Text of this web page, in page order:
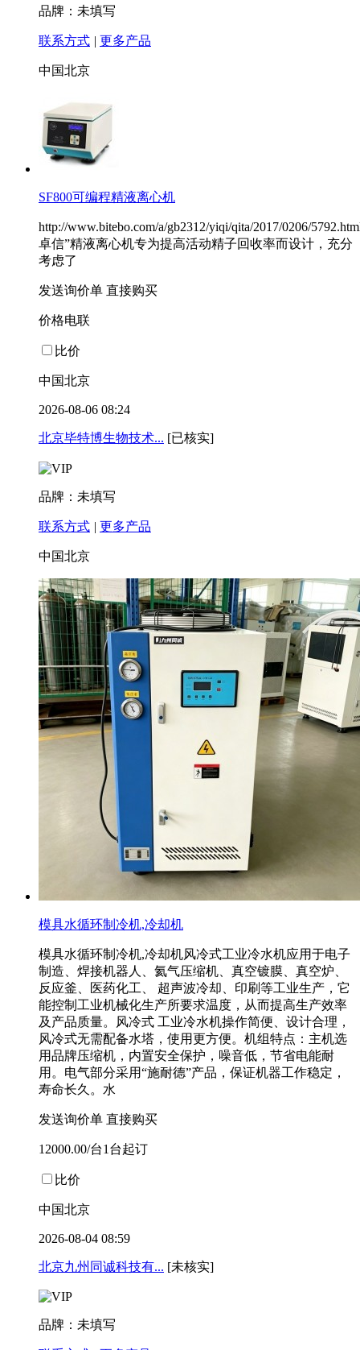
品牌：未填写
联系方式 | 更多产品
中国北京
SF800可编程精液离心机
http://www.bitebo.com/a/gb2312/yiqi/qita/2017/0206/
卓信”精液离心机专为提高活动精子回收率而设计，充分
考虑了
发送询价单 直接购买
价格电联
比价
中国北京
2026-08-06 08:24
北京毕特博生物技术... [已核实]
品牌：未填写
联系方式 | 更多产品
中国北京
模具水循环制冷机,冷却机
模具水循环制冷机,冷却机风冷式工业冷水机应用于电子
制造、焊接机器人、氦气压缩机、真空镀膜、真空炉、
反应釜、医药化工、 超声波冷却、印刷等工业生产，它
能控制工业机械化生产所要求温度，从而提高生产效率
及产品质量。风冷式 工业冷水机操作简便、设计合理，
风冷式无需配备水塔，使用更方便。机组特点：主机选
用品牌压缩机，内置安全保护，噪音低，节省电能耐
用。电气部分采用“施耐德”产品，保证机器工作稳定，
寿命长久。水
发送询价单 直接购买
12000.00/台1台起订
比价
中国北京
2026-08-04 08:59
北京九州同诚科技有... [未核实]
品牌：未填写